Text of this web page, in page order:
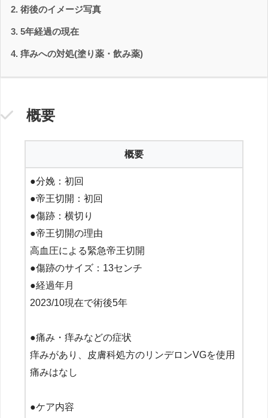
術後のイメージ写真
5年経過の現在
痒みへの対処(塗り薬・飲み薬)
概要
概要
●分娩：初回
●帝王切開：初回
●傷跡：横切り
●帝王切開の理由
高血圧による緊急帝王切開
●傷跡のサイズ：13センチ
●経過年月
2023/10現在で術後5年
●痛み・痒みなどの症状
痒みがあり、皮膚科処方のリンデロンVGを使用
痛みはなし
●ケア内容